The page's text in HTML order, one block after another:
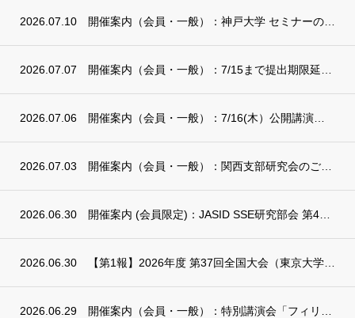
2026.07.10
2026.07.07
2026.07.06
2026.07.03
2026.06.30
2026.06.30
2026.06.29